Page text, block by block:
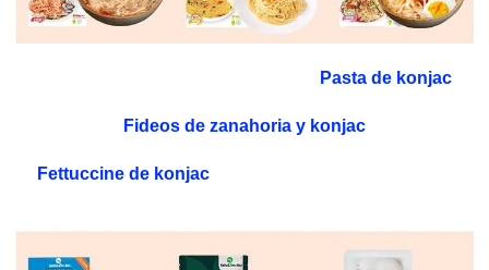
Pasta de konjac
Fideos de zanahoria y konjac
Fettuccine de konjac